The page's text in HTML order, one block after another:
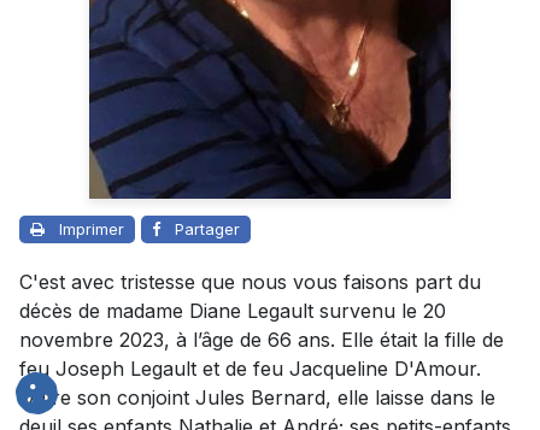
Imprimer Partager
C'est avec tristesse que nous vous faisons part du
décès de madame Diane Legault survenu le 20
novembre 2023, à l’âge de 66 ans. Elle était la fille de
feu Joseph Legault et de feu Jacqueline D'Amour.
Outre son conjoint Jules Bernard, elle laisse dans le